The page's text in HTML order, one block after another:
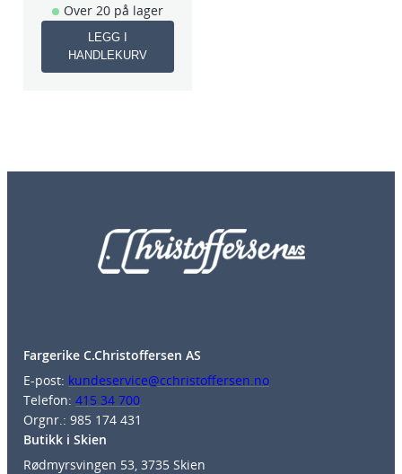
Over 20 på lager
LEGG I
HANDLEKURV
Fargerike C.Christoffersen AS
E-post: kundeservice@cchristoffersen.no
Telefon: 415 34 700
Orgnr.: 985 174 431
Butikk i Skien
Rødmyrsvingen 53, 3735 Skien